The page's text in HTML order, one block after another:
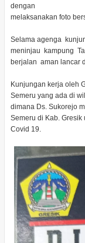
dengan
melaksanakan foto
Selama agenga
meninjau kampung
berjalan aman lancar
Kunjungan kerja oleh
Semeru yang ada di
dimana Ds. Sukorejo
Semeru di Kab.
Covid 19.